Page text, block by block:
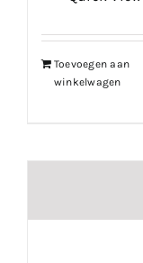
Toevoegen aan
winkelwagen